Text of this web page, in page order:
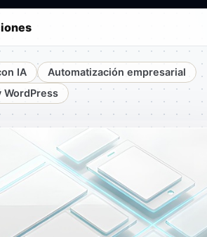
IA
Automatización empresarial
WordPress